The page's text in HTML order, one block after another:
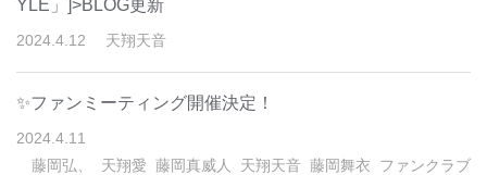
YLE」]>BLOG更新
2024 4 12 天翔天音
✨ファンミーティング開催決定！
2024 4 11
藤岡弘、
天翔愛 藤岡真威人 天翔天音 藤岡舞衣 ファンクラブ